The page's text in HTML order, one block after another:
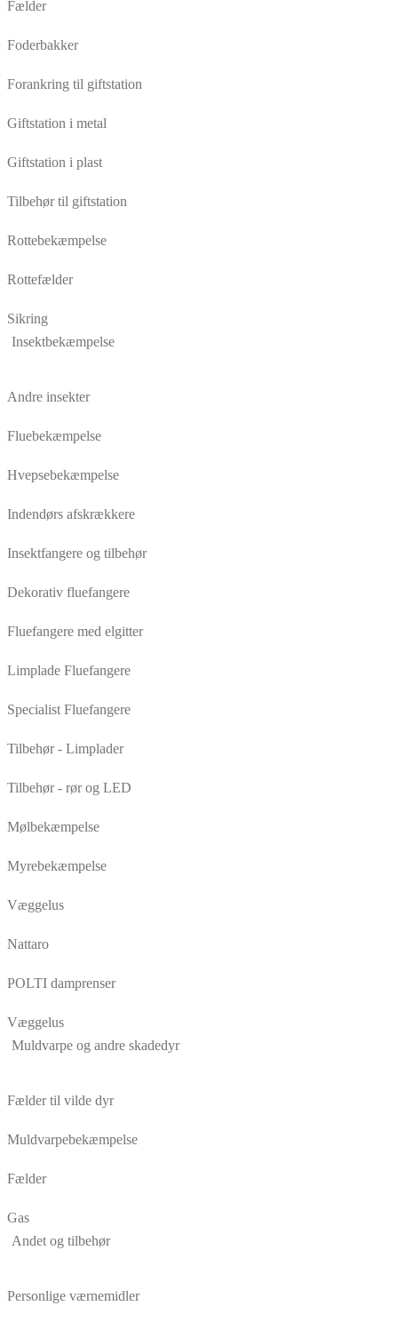
Fælder
Foderbakker
Forankring til giftstation
Giftstation i metal
Giftstation i plast
Tilbehør til giftstation
Rottebekæmpelse
Rottefælder
Sikring
Insektbekæmpelse
Andre insekter
Fluebekæmpelse
Hvepsebekæmpelse
Indendørs afskrækkere
Insektfangere og tilbehør
Dekorativ fluefangere
Fluefangere med elgitter
Limplade Fluefangere
Specialist Fluefangere
Tilbehør - Limplader
Tilbehør - rør og LED
Mølbekæmpelse
Myrebekæmpelse
Væggelus
Nattaro
POLTI damprenser
Væggelus
Muldvarpe og andre skadedyr
Fælder til vilde dyr
Muldvarpebekæmpelse
Fælder
Gas
Andet og tilbehør
Personlige værnemidler